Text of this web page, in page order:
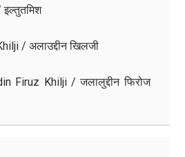
/ अलाउद्दीन खिलजी
Firuz Khilji / जलालुद्दीन फिरोज